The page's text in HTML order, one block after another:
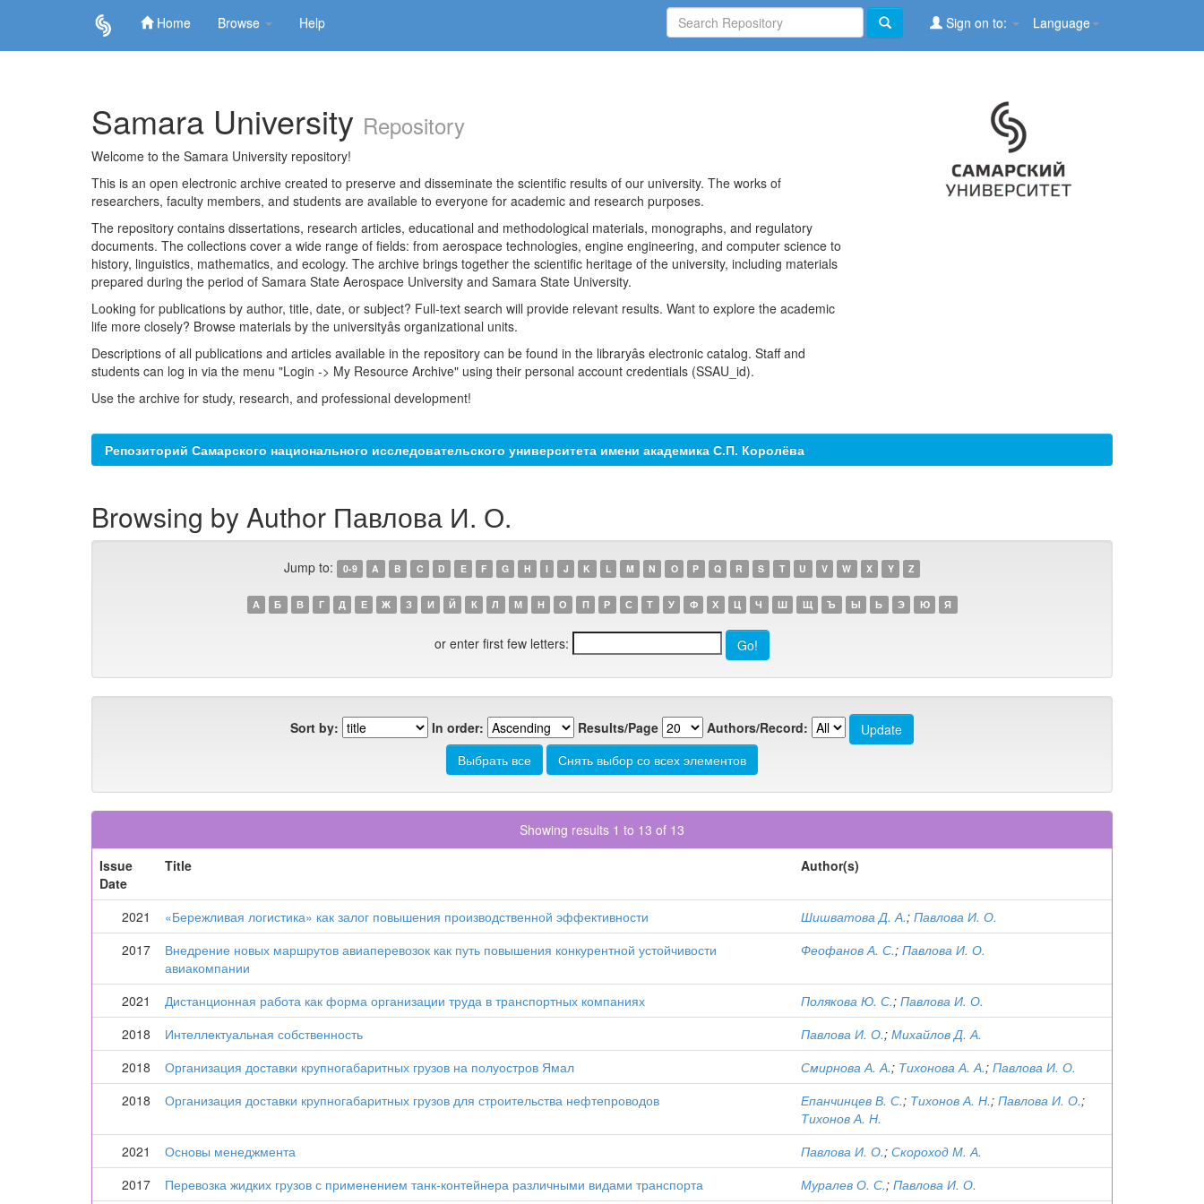
Home Browse Help Language
Sign on to:
Samara University Repository
Welcome to the Samara University repository!
This is an open electronic archive created to preserve and disseminate the scientific results of our university. The works of
researchers, faculty members, and students are available to everyone for academic and research purposes.
The repository contains dissertations, research articles, educational and methodological materials, monographs, and regulatory
documents. The collections cover a wide range of fields: from aerospace technologies, engine engineering, and computer science to
history, linguistics, mathematics, and ecology. The archive brings together the scientific heritage of the university, including materials
prepared during the period of Samara State Aerospace University and Samara State University.
Looking for publications by author, title, date, or subject? Full-text search will provide relevant results. Want to explore the academic
life more closely? Browse materials by the universityâs organizational units.
Descriptions of all publications and articles available in the repository can be found in the libraryâs electronic catalog. Staff and
students can log in via the menu "Login -> My Resource Archive" using their personal account credentials (SSAU_id).
Use the archive for study, research, and professional development!
Репозиторий Самарского национального исследовательского университета имени академика С.П. Королёва
Browsing by Author Павлова И. О.
Jump to: 0-9 A B C D E F G H I J K L M N O P Q R S T U V W X Y Z
А Б В Г Д Е Ж З И Й К Л М Н О П Р С Т У Ф Х Ц Ч Ш Щ Ъ Ы Ь Э Ю Я
or enter first few letters:
Sort by: In order: Results/Page Authors/Record:
Showing results 1 to 13 of 13
Issue
Date
Title Author(s)
2021 «Бережливая логистика» как залог повышения производственной эффективности Шишватова Д. А.; Павлова И. О.
2017
Внедрение новых маршрутов авиаперевозок как путь повышения конкурентной устойчивости
авиакомпании
Феофанов А. С.; Павлова И. О.
2021 Дистанционная работа как форма организации труда в транспортных компаниях Полякова Ю. С.; Павлова И. О.
2018
Интеллектуальная собственность Павлова И. О.; Михайлов Д. А.
2018
Организация доставки крупногабаритных грузов на полуостров Ямал Смирнова А. А.; Тихонова А. А.; Павлова И. О.
2018
Организация доставки крупногабаритных грузов для строительства нефтепроводов Епанчинцев В. С.; Тихонов А. Н.; Павлова И. О.;
Тихонов А. Н.
2021
Основы менеджмента Павлова И. О.; Скороход М. А.
2017
Перевозка жидких грузов с применением танк-контейнера различными видами транспорта Муралев О. С.; Павлова И. О.